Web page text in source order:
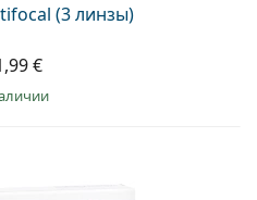
(3 линзы)
€